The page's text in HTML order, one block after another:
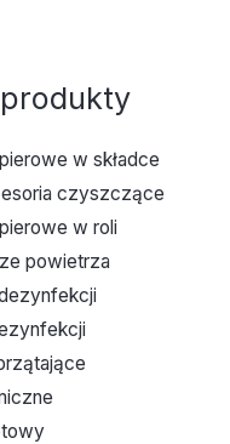
w składce
czyszczące
w roli
powietrza